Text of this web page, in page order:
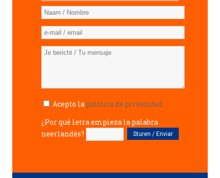
Acepto la política de privacidad
¿Por qué letra empieza la palabra
neerlandés?